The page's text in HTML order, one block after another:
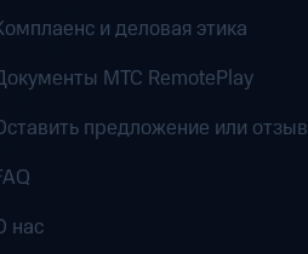
и деловая этика
MTC RemotePlay
предложение или отзыв
нас